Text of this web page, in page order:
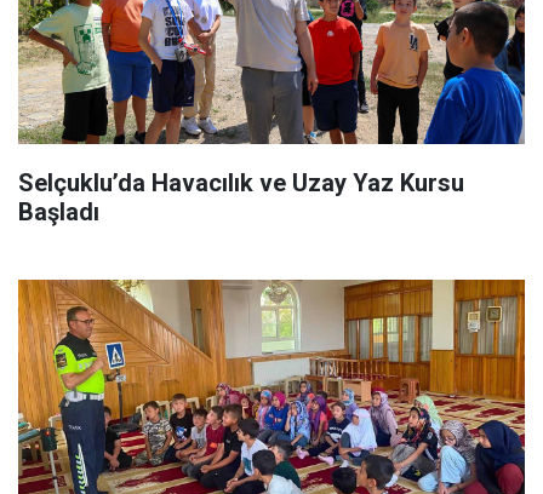
Selçuklu’da Havacılık ve Uzay Yaz Kursu
Başladı